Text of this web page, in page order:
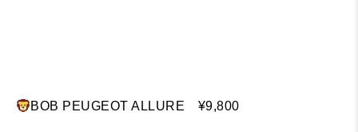
BOB PEUGEOT ALLURE ¥9,800